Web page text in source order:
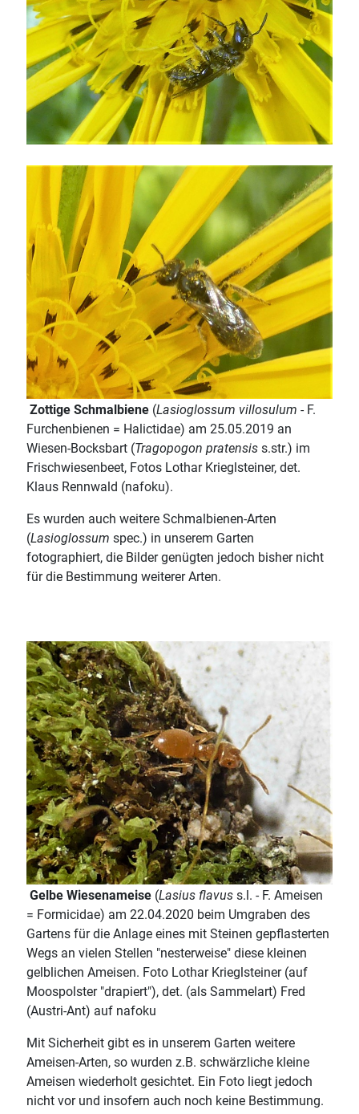
Zottige Schmalbiene (Lasioglossum villosulum - F.
Furchenbienen = Halictidae) am 25.05.2019 an
Wiesen-Bocksbart (Tragopogon pratensis s.str.) im
Frischwiesenbeet, Fotos Lothar Krieglsteiner, det.
Klaus Rennwald (nafoku).
Es wurden auch weitere Schmalbienen-Arten
(Lasioglossum spec.) in unserem Garten
fotographiert, die Bilder genügten jedoch bisher nicht
für die Bestimmung weiterer Arten.
Gelbe Wiesenameise (Lasius flavus s.l. - F. Ameisen
= Formicidae) am 22.04.2020 beim Umgraben des
Gartens für die Anlage eines mit Steinen gepflasterten
Wegs an vielen Stellen "nesterweise" diese kleinen
gelblichen Ameisen. Foto Lothar Krieglsteiner (auf
Moospolster "drapiert"), det. (als Sammelart) Fred
(Austri-Ant) auf nafoku
Mit Sicherheit gibt es in unserem Garten weitere
Ameisen-Arten, so wurden z.B. schwärzliche kleine
Ameisen wiederholt gesichtet. Ein Foto liegt jedoch
nicht vor und insofern auch noch keine Bestimmung.